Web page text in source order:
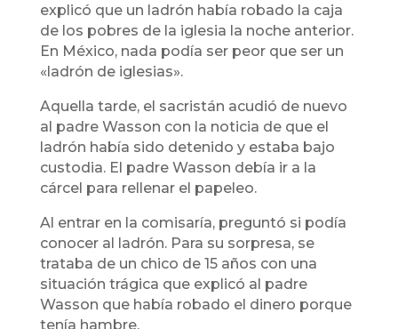
explicó que un ladrón había robado la caja
de los pobres de la iglesia la noche anterior.
En México, nada podía ser peor que ser un
«ladrón de iglesias».
Aquella tarde, el sacristán acudió de nuevo
al padre Wasson con la noticia de que el
ladrón había sido detenido y estaba bajo
custodia. El padre Wasson debía ir a la
cárcel para rellenar el papeleo.
Al entrar en la comisaría, preguntó si podía
conocer al ladrón. Para su sorpresa, se
trataba de un chico de 15 años con una
situación trágica que explicó al padre
Wasson que había robado el dinero porque
tenía hambre.